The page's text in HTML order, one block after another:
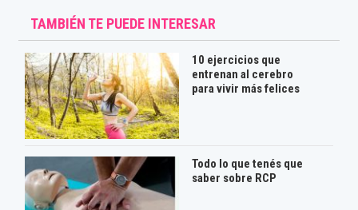
TAMBIÉN TE PUEDE INTERESAR
10 ejercicios que
entrenan al cerebro
para vivir más felices
Todo lo que tenés que
saber sobre RCP